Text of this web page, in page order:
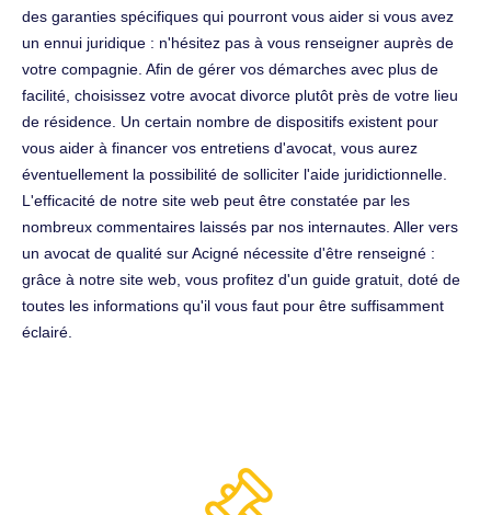
des garanties spécifiques qui pourront vous aider si vous avez
un ennui juridique : n'hésitez pas à vous renseigner auprès de
votre compagnie. Afin de gérer vos démarches avec plus de
facilité, choisissez votre avocat divorce plutôt près de votre lieu
de résidence. Un certain nombre de dispositifs existent pour
vous aider à financer vos entretiens d'avocat, vous aurez
éventuellement la possibilité de solliciter l'aide juridictionnelle.
L'efficacité de notre site web peut être constatée par les
nombreux commentaires laissés par nos internautes. Aller vers
un avocat de qualité sur Acigné nécessite d'être renseigné :
grâce à notre site web, vous profitez d'un guide gratuit, doté de
toutes les informations qu'il vous faut pour être suffisamment
éclairé.